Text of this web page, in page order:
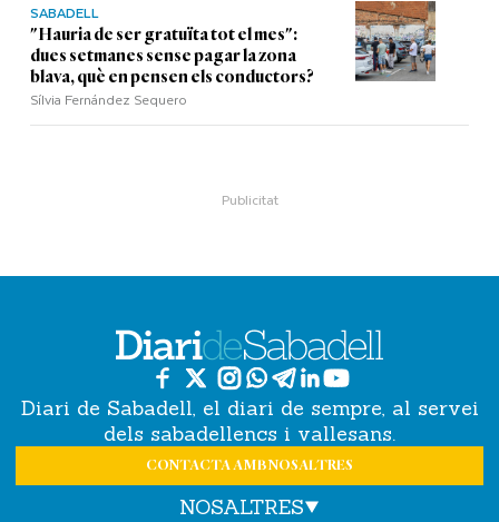
SABADELL
"Hauria de ser gratuïta tot el mes":
dues setmanes sense pagar la zona
blava, què en pensen els conductors?
Sílvia Fernández Sequero
Diari de Sabadell, el diari de sempre, al servei
dels sabadellencs i vallesans.
CONTACTA AMB NOSALTRES
NOSALTRES